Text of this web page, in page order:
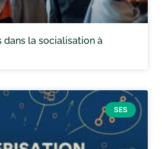
dans la socialisation à
SES